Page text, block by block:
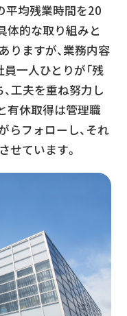
平均残業時間を20
体的な取り組みと
りますが、業務内容
一人ひとりが「残
工夫を重ね努力し
有休取得は管理職
らフォローし、それ
せています。